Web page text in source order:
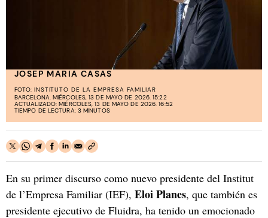
JOSEP MARIA CASAS
FOTO: INSTITUTO DE LA EMPRESA FAMILIAR
BARCELONA. MIÉRCOLES, 13 DE MAYO DE 2026. 15:22
ACTUALIZADO: MIÉRCOLES, 13 DE MAYO DE 2026. 16:52
TIEMPO DE LECTURA: 3 MINUTOS
En su primer discurso como nuevo presidente del Institut
de l’Empresa Familiar (IEF), Eloi Planes, que también es
presidente ejecutivo de Fluidra, ha tenido un emocionado